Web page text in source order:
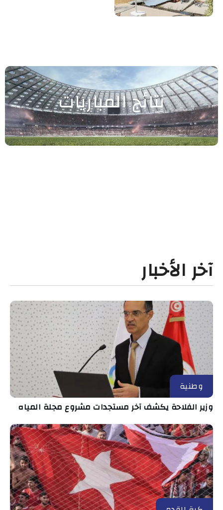
نتائج المباريات
آخر الأخبار
وطنية
وزير الفلاحة يكشف آخر مستجدات مشروع مجلة المياه